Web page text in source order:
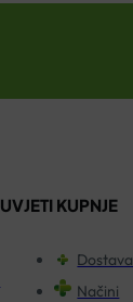
UVJETI KUPNJE
Dostava
Načini